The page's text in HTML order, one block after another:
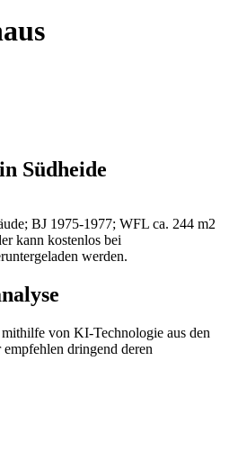
Südheide
BJ 1975-1977; WFL ca. 244 m2
kann kostenlos bei
werden.
von KI-Technologie aus den
dringend deren